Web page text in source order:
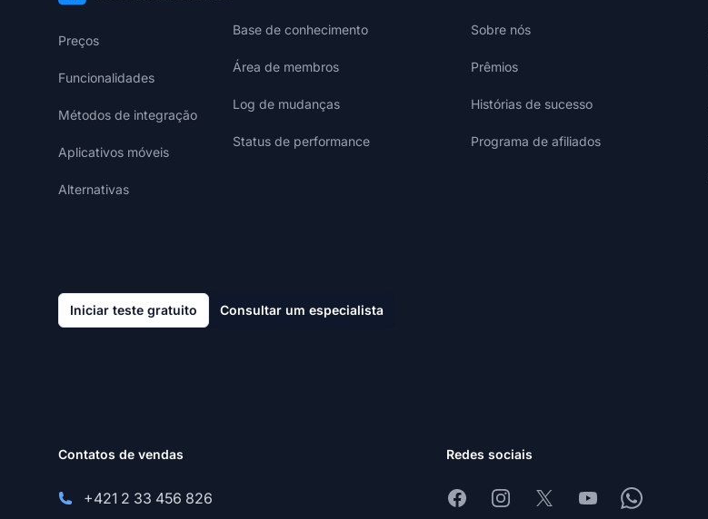
Preços
Funcionalidades
Métodos de integração
Aplicativos móveis
Alternativas
Base de conhecimento
Área de membros
Log de mudanças
Status de performance
Sobre nós
Prêmios
Histórias de sucesso
Programa de afiliados
Iniciar teste gratuito Consultar um especialista
Contatos de vendas
+421 2 33 456 826
Redes sociais
FacebookInstagram
X YoutubeWhatsapp